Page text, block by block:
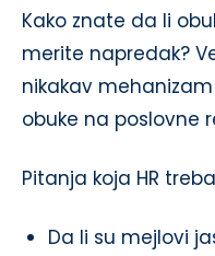
Kako znate da li
merite napredak?
nikakav
obuke na poslovne
Pitanja koja HR
Da li su mejlovi